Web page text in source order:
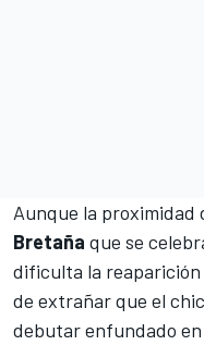
Aunque la proximidad
Bretaña que se
dificulta la reaparición
de extrañar que el
debutar enfundado en